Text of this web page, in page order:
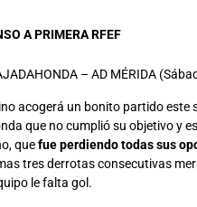
A PRIMERA RFEF
– AD MÉRIDA
acogerá un bonito partido
que no cumplió su objetivo y
quefue perdiendo todas sus
tres derrotas consecutivas
le falta gol.